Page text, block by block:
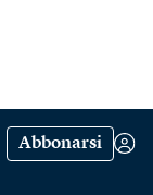
Abbonarsi